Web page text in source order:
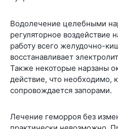
Водолечение целебными
регуляторное воздействие
работу всего желудочно-
восстанавливает
Также некоторые нарзаны
действие, что необходимо,
сопровождается запорами.
Лечение геморроя без